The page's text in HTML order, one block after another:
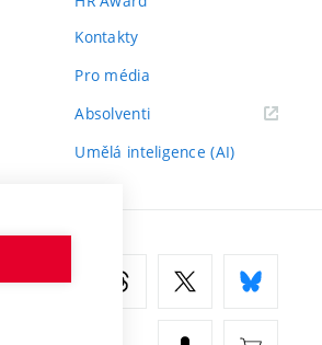
Kontakty
Pro média
Absolventi(externí
Umělá inteligence (AI)